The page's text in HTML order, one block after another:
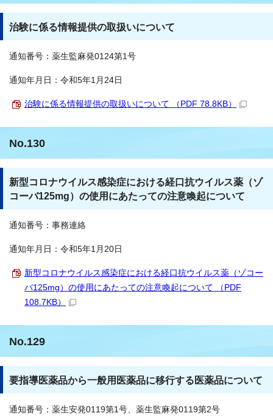
治験に係る情報提供の取扱いについて
通知番号：薬生監麻発0124第1号
通知年月日：令和5年1月24日
治験に係る情報提供の取扱いについて （PDF 78.8KB）
No.130
新型コロナウイルス感染症における経口抗ウイルス薬（ゾ
コーバ125mg）の使用にあたっての注意喚起について
通知番号：事務連絡
通知年月日：令和5年1月20日
新型コロナウイルス感染症における経口抗ウイルス薬（ゾコー
バ125mg）の使用にあたっての注意喚起について （PDF
108.7KB）
No.129
要指導医薬品から一般用医薬品に移行する医薬品について
通知番号：薬生安発0119第1号、薬生監麻発0119第2号